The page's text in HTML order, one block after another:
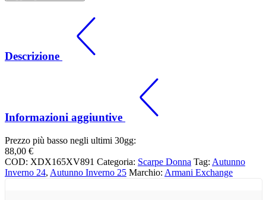
Descrizione
Informazioni aggiuntive
Prezzo più basso negli ultimi 30gg:
88,00 €
COD: XDX165XV891 Categoria: Scarpe Donna Tag: Autunno
Inverno 24, Autunno Inverno 25 Marchio: Armani Exchange